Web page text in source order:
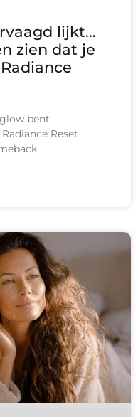
lijkt…
zien dat je
bent
Reset